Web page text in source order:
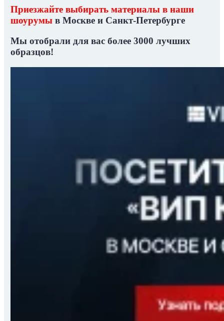
Приезжайте выбирать материалы в наши
шоурумы в Москве и Санкт-Петербурге
Мы отобрали для вас более 3000 лучших
образцов!